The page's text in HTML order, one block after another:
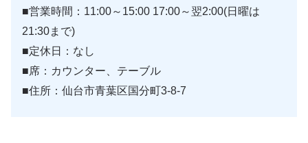
■営業時間：11:00～15:00 17:00～翌2:00(日曜は
21:30まで)
■定休日：なし
■席：カウンター、テーブル
■住所：仙台市青葉区国分町3-8-7